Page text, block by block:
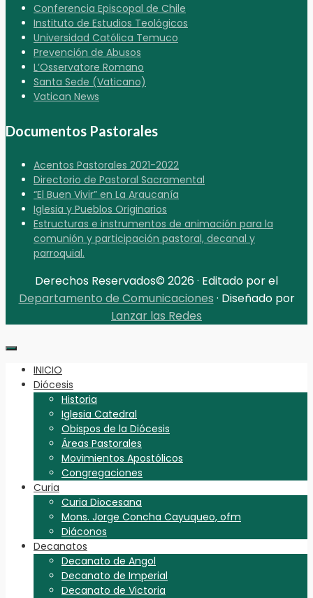
Conferencia Episcopal de Chile
Instituto de Estudios Teológicos
Universidad Católica Temuco
Prevención de Abusos
L’Osservatore Romano
Santa Sede (Vaticano)
Vatican News
Documentos Pastorales
Acentos Pastorales 2021-2022
Directorio de Pastoral Sacramental
“El Buen Vivir” en La Araucanía
Iglesia y Pueblos Originarios
Estructuras e instrumentos de animación para la
comunión y participación pastoral, decanal y
parroquial.
Derechos Reservados© 2026 · Editado por el
Departamento de Comunicaciones · Diseñado por
Lanzar las Redes
INICIO
Diócesis
Historia
Iglesia Catedral
Obispos de la Diócesis
Áreas Pastorales
Movimientos Apostólicos
Congregaciones
Curia
Curia Diocesana
Mons. Jorge Concha Cayuqueo, ofm
Diáconos
Decanatos
Decanato de Angol
Decanato de Imperial
Decanato de Victoria